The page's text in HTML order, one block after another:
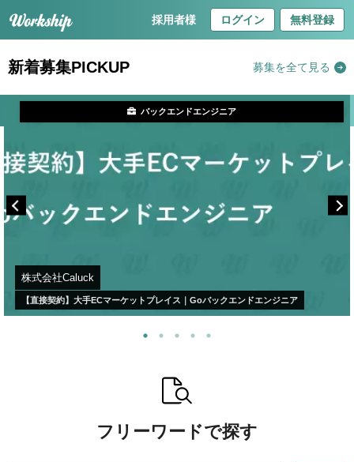
採用者様 ログイン 無料登録
新着募集PICKUP 募集を全て見る
株式会社Caluck
【直接契約】大手ECマーケットプレイス｜Goバックエンドエンジニア
バックエンドエンジニア
フリーワードで探す